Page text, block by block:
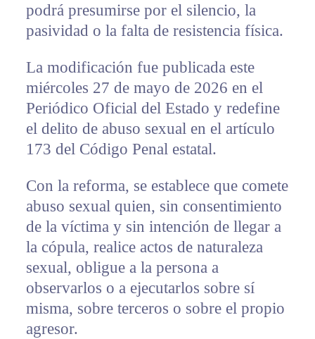
podrá presumirse por el silencio, la
pasividad o la falta de resistencia física.
La modificación fue publicada este
miércoles 27 de mayo de 2026 en el
Periódico Oficial del Estado y redefine
el delito de abuso sexual en el artículo
173 del Código Penal estatal.
Con la reforma, se establece que comete
abuso sexual quien, sin consentimiento
de la víctima y sin intención de llegar a
la cópula, realice actos de naturaleza
sexual, obligue a la persona a
observarlos o a ejecutarlos sobre sí
misma, sobre terceros o sobre el propio
agresor.